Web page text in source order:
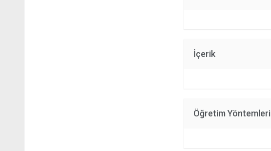
İçerik
Öğretim Yöntemleri